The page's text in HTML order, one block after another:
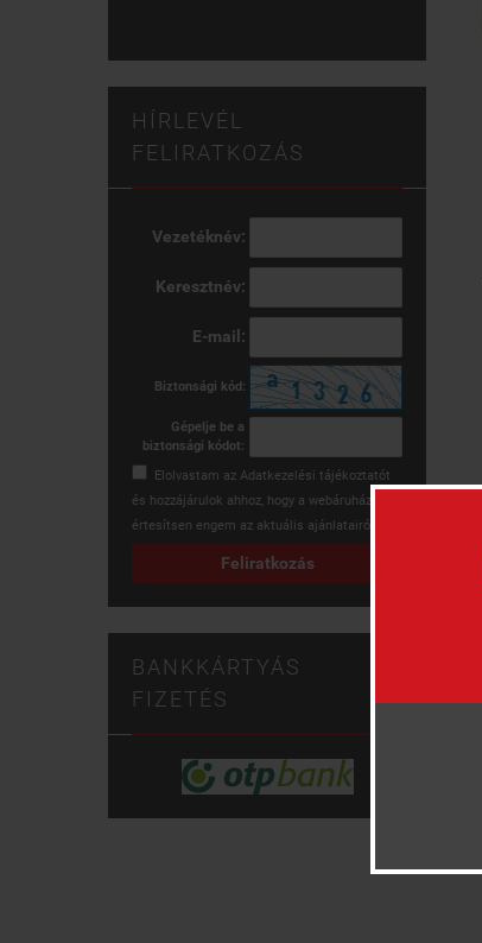
HÍRLEVÉL
FELIRATKOZÁS
Vezetéknév:
Keresztnév:
E-mail:
Biztonsági kód:
Gépelje be a
biztonsági kódot:
Elolvastam az Adatkezelési tájékoztatót
és hozzájárulok ahhoz, hogy a webáruház
értesítsen engem az aktuális ajánlatairól.
Feliratkozás
BANKKÁRTYÁS
FIZETÉS